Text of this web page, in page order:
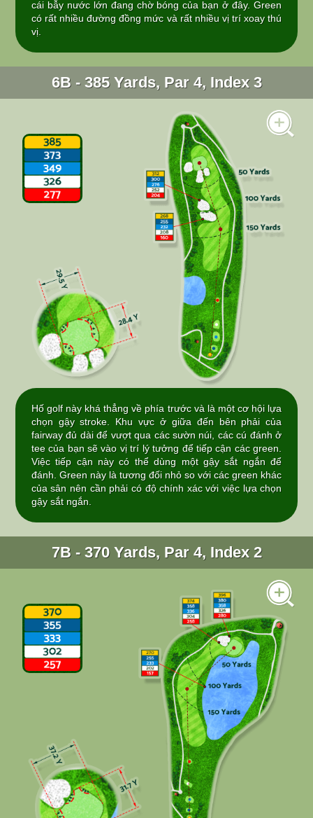
cái bẫy nước lớn đang chờ bóng của bạn ở đây. Green
có rất nhiều đường đồng mức và rất nhiều vị trí xoay thú
vị.
6B - 385 Yards, Par 4, Index 3
Hố golf này khá thẳng về phía trước và là một cơ hội lựa
chọn gậy stroke. Khu vực ở giữa đến bên phải của
fairway đủ dài để vượt qua các sườn núi, các cú đánh ở
tee của bạn sẽ vào vị trí lý tưởng để tiếp cận các green.
Việc tiếp cận này có thể dùng một gậy sắt ngắn để
đánh. Green này là tương đối nhỏ so với các green khác
của sân nên cần phải có độ chính xác với việc lựa chọn
gậy sắt ngắn.
7B - 370 Yards, Par 4, Index 2